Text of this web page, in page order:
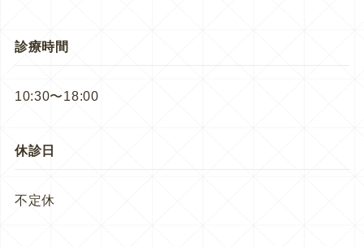
診療時間
10:30〜18:00
休診日
不定休